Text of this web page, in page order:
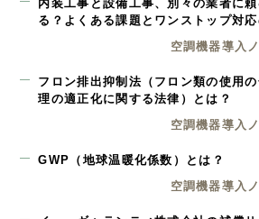
内装工事と設備工事、別々の業者に
る？よくある課題とワンストップ対
空調機器導入
フロン排出抑制法（フロン類の使用
理の適正化に関する法律）とは？
空調機器導入
GWP（地球温暖化係数）とは？
空調機器導入